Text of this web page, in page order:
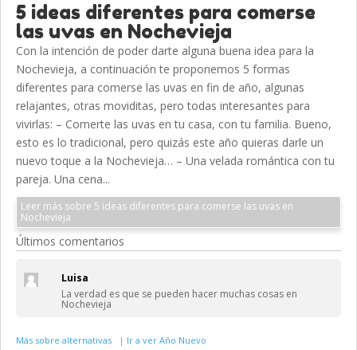
5 ideas diferentes para comerse
las uvas en Nochevieja
Con la intención de poder darte alguna buena idea para la
Nochevieja, a continuación te proponemos 5 formas
diferentes para comerse las uvas en fin de año, algunas
relajantes, otras moviditas, pero todas interesantes para
vivirlas: – Comerte las uvas en tu casa, con tu familia. Bueno,
esto es lo tradicional, pero quizás este año quieras darle un
nuevo toque a la Nochevieja… – Una velada romántica con tu
pareja. Una cena...
Leer más sobre 5 ideas diferentes para comerse las uvas en
Nochevieja
Últimos comentarios
Luisa
La verdad es que se pueden hacer muchas cosas en
Nochevieja
Más sobre alternativas | Ir a ver Año Nuevo